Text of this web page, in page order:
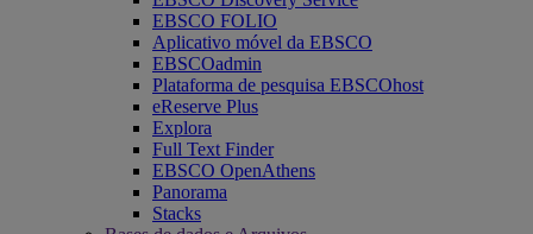
EBSCO FOLIO
Aplicativo móvel da EBSCO
EBSCOadmin
Plataforma de pesquisa EBSCOhost
eReserve Plus
Explora
Full Text Finder
EBSCO OpenAthens
Panorama
Stacks